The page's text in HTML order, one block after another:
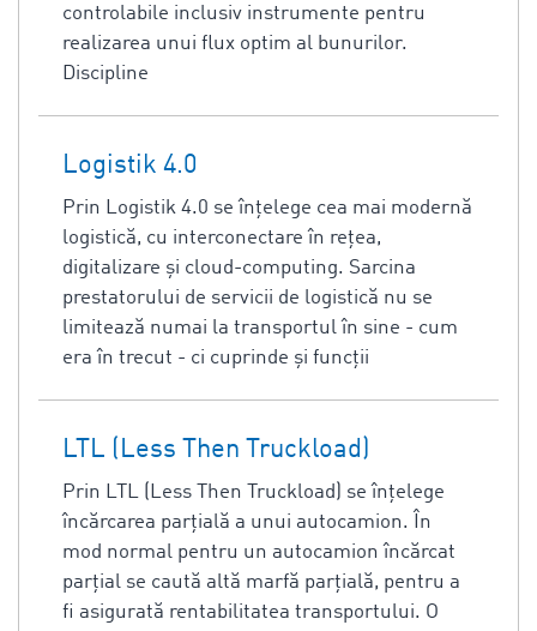
controlabile inclusiv instrumente pentru
realizarea unui flux optim al bunurilor.
Discipline
Logistik 4.0
Prin Logistik 4.0 se înțelege cea mai modernă
logistică, cu interconectare în rețea,
digitalizare și cloud-computing. Sarcina
prestatorului de servicii de logistică nu se
limitează numai la transportul în sine - cum
era în trecut - ci cuprinde și funcții
LTL (Less Then Truckload)
Prin LTL (Less Then Truckload) se înțelege
încărcarea parțială a unui autocamion. În
mod normal pentru un autocamion încărcat
parțial se caută altă marfă parțială, pentru a
fi asigurată rentabilitatea transportului. O